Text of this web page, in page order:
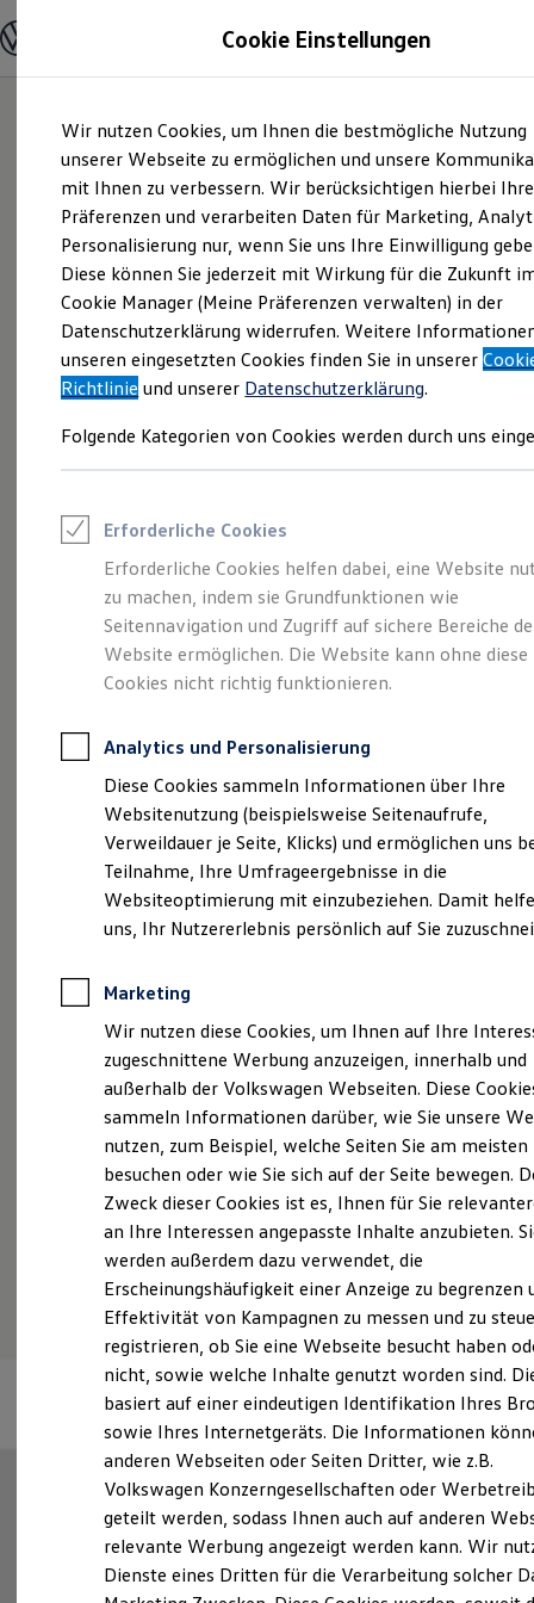
Hauptinhalt
springen
Footer
springen
Modelle und Konfigurator
Modelle vergleichen
Elektroautos
ENERGY Sondermodelle
Nutzfahrzeuge
SUV und CUV
Familienautos
Kombis
Kompaktwagen
Sportwagen
Schnell verfügbare Fahrzeuge
Angebote und Produkte
Aktuelle Angebote
E-Auto-Förderung
Volkswagen Marktplatz
Junge Gebrauchtwagen und Gebrauchtwagen
Saisonangebote
Leasing
Leasing-Angebote
Gebrauchtwagen Leasing
Junge Gebrauchtwagen-Leasing
Elektroauto Leasing
Kleinwagen-Leasing
Leasing ohne Anzahlung
Autokredit mit Schlussrate
Versicherungen und Garantien
Kfz-Versicherung
Restschuldversicherungen
Garantien
Wartungsverträge
Geschäftskunden
Professional Class bei Volkswagen
Großkunden
Behörden
Anpfiff zum Gewinn
Elektroautos
ID. Tutorials
Elektrofahrzeugkonzepte
Reichweite
Reichweite der ID. Modelle
Reichweite im Winter
Laden
Laden unterwegs
Laden Zuhause
Ladezeitensimulator
Batterie
Sicherheit
Garantie und Lebensdauer
Nachhaltigkeit
Technologie
Kosten und Kauf
Verbrauchskosten
Kaufoptionen
E-Auto-Förderung
Software und Konnektivität
Die ID. Software 6
ID. Software Versionen und Updates
Digitale Extras
Schnittstellen zu Ihrem ID.
Vollelektrisch.
Vielseitig. Und sehr
viel Platz. Der ID.4
Probefahrt vereinbaren
Fahrzeugangebot anfordern
Cookie Einstellungen
Wir nutzen Cookies, um Ihnen die bestmögliche Nutzung
unserer Webseite zu ermöglichen und unsere
mit Ihnen zu verbessern. Wir berücksichtigen hierbei Ihre
Präferenzen und verarbeiten Daten für Marketing,
Personalisierung nur, wenn Sie uns Ihre Einwilligung
Diese können Sie jederzeit mit Wirkung für die Zukunft
Cookie Manager (Meine Präferenzen verwalten) in der
Datenschutzerklärung widerrufen. Weitere
unseren eingesetzten Cookies finden Sie in unserer
Richtlinie und unserer Datenschutzerklärung.
Folgende Kategorien von Cookies werden durch uns
Erforderliche Cookies
Erforderliche Cookies helfen dabei, eine Website
zu machen, indem sie Grundfunktionen wie
Seitennavigation und Zugriff auf sichere Bereiche
Website ermöglichen. Die Website kann ohne diese
Cookies nicht richtig funktionieren.
Analytics und Personalisierung
Diese Cookies sammeln Informationen über Ihre
Websitenutzung (beispielsweise Seitenaufrufe,
Verweildauer je Seite, Klicks) und ermöglichen uns
Teilnahme, Ihre Umfrageergebnisse in die
Websiteoptimierung mit einzubeziehen. Damit
uns, Ihr Nutzererlebnis persönlich auf Sie
Marketing
Wir nutzen diese Cookies, um Ihnen auf Ihre
zugeschnittene Werbung anzuzeigen, innerhalb und
außerhalb der Volkswagen Webseiten. Diese
sammeln Informationen darüber, wie Sie unsere
nutzen, zum Beispiel, welche Seiten Sie am meisten
besuchen oder wie Sie sich auf der Seite bewegen.
Zweck dieser Cookies ist es, Ihnen für Sie
an Ihre Interessen angepasste Inhalte anzubieten.
werden außerdem dazu verwendet, die
Erscheinungshäufigkeit einer Anzeige zu begrenzen
Effektivität von Kampagnen zu messen und zu
registrieren, ob Sie eine Webseite besucht haben
nicht, sowie welche Inhalte genutzt worden sind.
basiert auf einer eindeutigen Identifikation Ihres
sowie Ihres Internetgeräts. Die Informationen
anderen Webseiten oder Seiten Dritter, wie z.B.
Volkswagen Konzerngesellschaften oder
geteilt werden, sodass Ihnen auch auf anderen
relevante Werbung angezeigt werden kann. Wir
Dienste eines Dritten für die Verarbeitung solcher